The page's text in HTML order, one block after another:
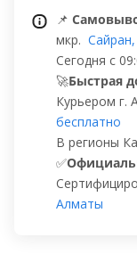
📌
мкр.
Сегодня с
🚀Быстрая
Курьером г.
бесплатно
В регионы
✅
Алматы